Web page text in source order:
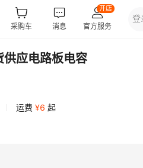
应电路板电容
运费 ¥6 起